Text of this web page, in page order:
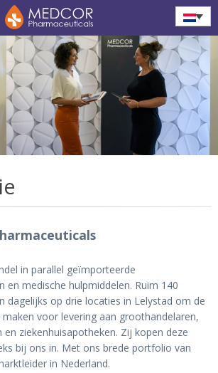
in parallel geïmporteerde
en medische hulpmiddelen. Ruim 140
dagelijks op drie locaties in Lelystad om de
voor levering aan groothandelaren,
ziekenhuisapotheken. Zij kopen deze
bij ons in. Met ons brede portfolio van
in Nederland.